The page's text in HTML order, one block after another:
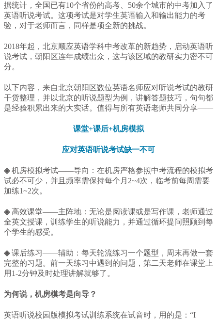
据统计，全国已有10个省份的高考、50余个城市的中考加入了
英语听说考试。这项考试是对学生英语输入和输出能力的考
验，对于老师而言，同样是项全新的挑战。
2018年起，北京顺应英语学科中考改革的新趋势，启动英语听
说考试，朝阳区连年成绩出众，这与该区域的教研实力密不可
分。
以下内容，来自北京朝阳区数位英语名师应对听说考试的教研
干货整理，并以北京的听说题型为例，讲解答题技巧，句句都
是经验积累出来的大实话。值得与所有英语老师共同分享——
课堂+课后+机房模拟
应对英语听说考试缺一不可
◈ 机房模拟考试——导向：在机房严格参照中考流程的模拟考
试必不可少，并且频率需保持每个月2~4次，临考前每周需要
加练1~2次。
◈ 高效课堂——主阵地：无论是阅读课或是写作课，老师通过
全英文授课，训练学生的听说能力，并通过循环提问照顾到每
个学生的感受。
◈ 课后练习——辅助：每天轮流练习一个题型，周末再做一套
完整的习题。前一天练习中遇到的问题，第二天老师在课堂上
用1-2分钟及时处理讲解就够了。
为何说，机房模考是向导？
英语听说校园版模拟考试训练系统在试音时，用的是：“I